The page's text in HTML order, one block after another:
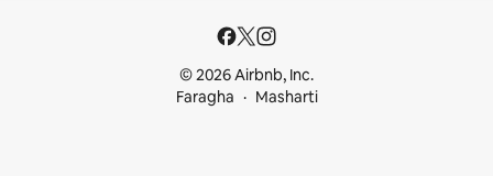
© 2026 Airbnb, Inc.
Faragha
Masharti